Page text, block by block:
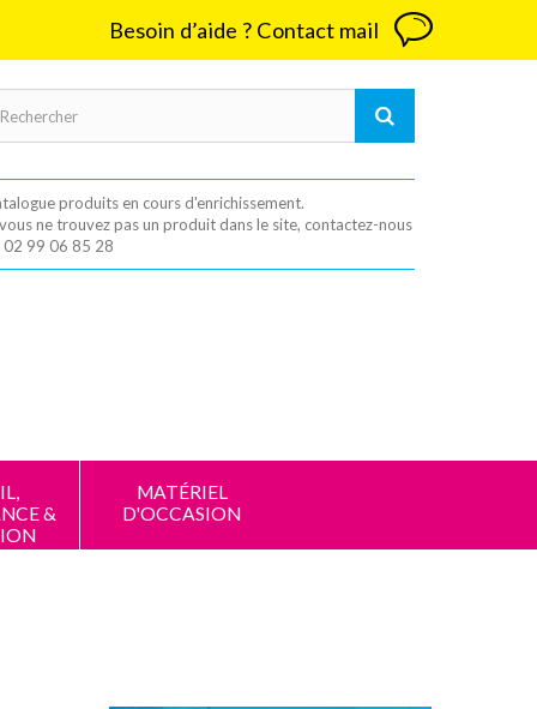
Besoin d’aide ? Contact mail
produits en cours d'enrichissement.
ne trouvez pas un produit dans le site, contactez-nous
02 99 06 85 28
&
MATÉRIEL
D'OCCASION